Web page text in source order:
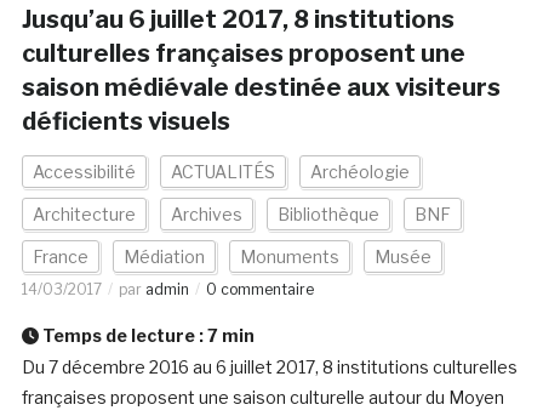
Jusqu’au 6 juillet 2017, 8 institutions
culturelles françaises proposent une
saison médiévale destinée aux visiteurs
déficients visuels
Accessibilité ACTUALITÉS Archéologie
Architecture Archives Bibliothèque BNF
France Médiation Monuments Musée
14/03/2017 par admin 0 commentaire
Temps de lecture :7 min
Du 7 décembre 2016 au 6 juillet 2017, 8 institutions culturelles
françaises proposent une saison culturelle autour du Moyen